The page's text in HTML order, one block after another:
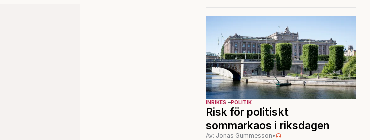
INRIKES POLITIK
Risk för politiskt
sommarkaos i riksdagen
Av: Jonas Gummesson•